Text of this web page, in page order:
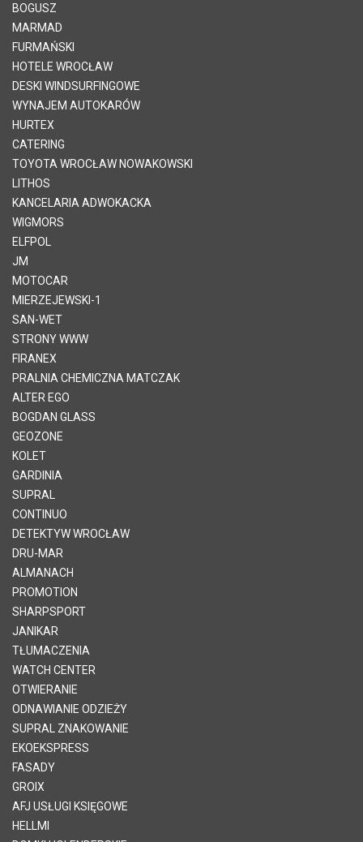
BOGUSZ
MARMAD
FURMAŃSKI
HOTELE WROCŁAW
DESKI WINDSURFINGOWE
WYNAJEM AUTOKARÓW
HURTEX
CATERING
TOYOTA WROCŁAW NOWAKOWSKI
LITHOS
KANCELARIA ADWOKACKA
WIGMORS
ELFPOL
JM
MOTOCAR
MIERZEJEWSKI-1
SAN-WET
STRONY WWW
FIRANEX
PRALNIA CHEMICZNA MATCZAK
ALTER EGO
BOGDAN GLASS
GEOZONE
KOLET
GARDINIA
SUPRAL
CONTINUO
DETEKTYW WROCŁAW
DRU-MAR
ALMANACH
PROMOTION
SHARPSPORT
JANIKAR
TŁUMACZENIA
WATCH CENTER
OTWIERANIE
ODNAWIANIE ODZIEŻY
SUPRAL ZNAKOWANIE
EKOEKSPRESS
FASADY
GROIX
AFJ USŁUGI KSIĘGOWE
HELLMI